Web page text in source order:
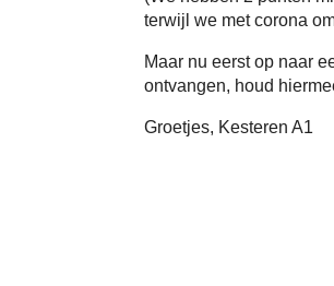
terwijl we met corona
Maar nu eerst op naar
ontvangen, houd
Groetjes, Kesteren A1